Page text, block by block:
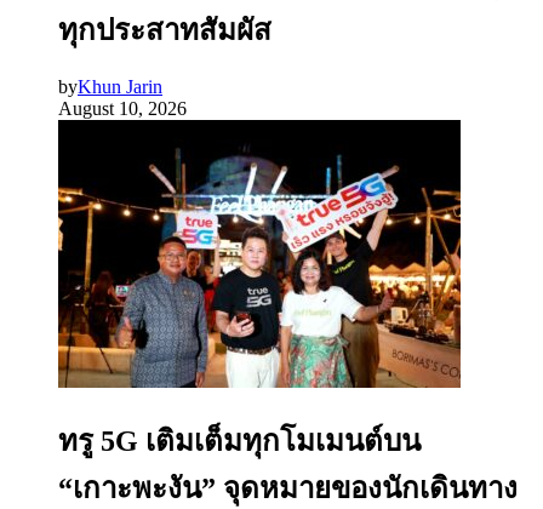
ทุกประสาทสัมผัส
byKhun Jarin
August 10, 2026
ทรู 5G เติมเต็มทุกโมเมนต์บน
“เกาะพะงัน” จุดหมายของนักเดินทาง